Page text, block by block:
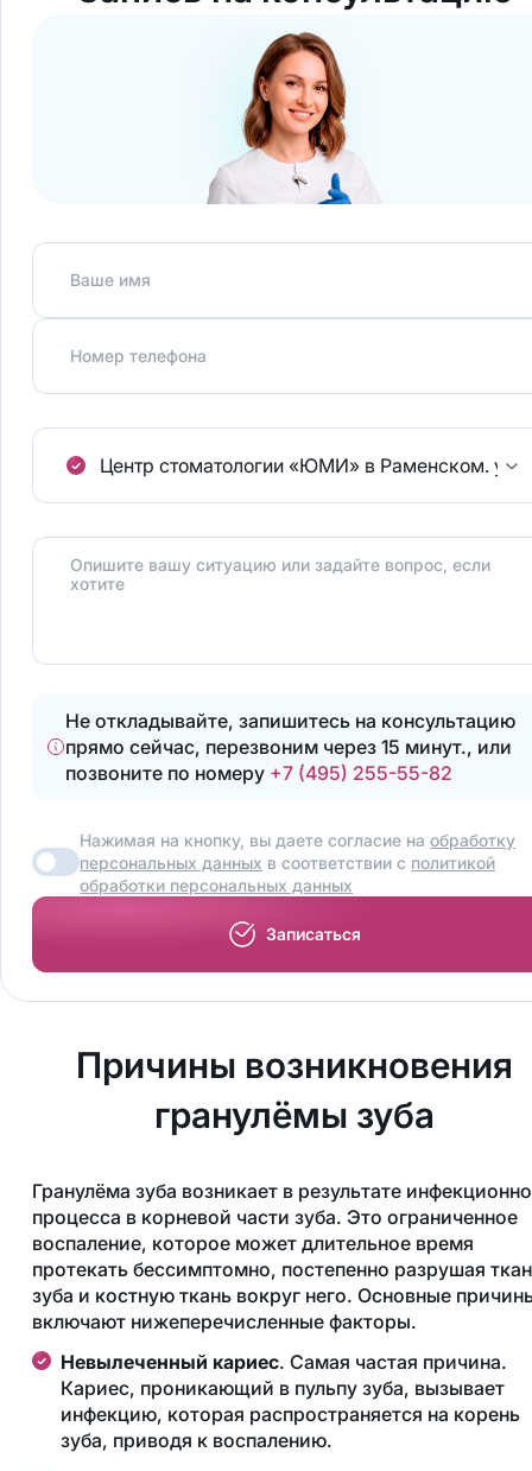
Ваше имя
Номер телефона
Центр стоматологии «ЮМИ» в Раменском. ул.
Опишите вашу ситуацию или задайте вопрос, если
хотите
Не откладывайте, запишитесь на консультацию
прямо сейчас, перезвоним через 15 минут., или
позвоните по номеру +7 (495) 255-55-82
Нажимая на кнопку, вы даете согласие наобработку
персональных данных в соответствии с политикой
обработки персональных данных
Записаться
Причины возникновения
гранулёмы зуба
Гранулёма зуба возникает в результате
процесса в корневой части зуба. Это ограниченное
воспаление, которое может длительное время
протекать бессимптомно, постепенно разрушая
зуба и костную ткань вокруг него. Основные
включают нижеперечисленные факторы.
Невылеченный кариес. Самая частая причина.
Кариес, проникающий в пульпу зуба, вызывает
инфекцию, которая распространяется на корень
зуба, приводя к воспалению​.